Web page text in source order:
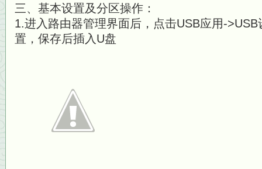
三、基本设置及分区操作：
1.进入路由器管理界面后，点击USB应用-
置，保存后插入U盘